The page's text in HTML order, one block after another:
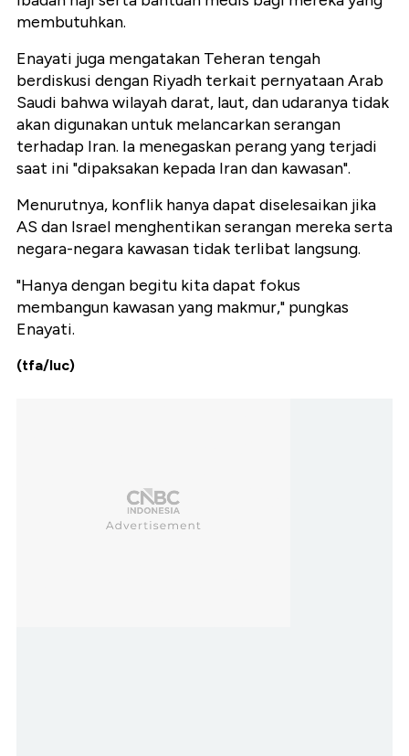
membutuhkan.
Enayati juga mengatakan Teheran tengah
berdiskusi dengan Riyadh terkait pernyataan Arab
Saudi bahwa wilayah darat, laut, dan udaranya tidak
akan digunakan untuk melancarkan serangan
terhadap Iran. Ia menegaskan perang yang terjadi
saat ini "dipaksakan kepada Iran dan kawasan".
Menurutnya, konflik hanya dapat diselesaikan jika
AS dan Israel menghentikan serangan mereka serta
negara-negara kawasan tidak terlibat langsung.
"Hanya dengan begitu kita dapat fokus
membangun kawasan yang makmur," pungkas
Enayati.
(tfa/luc)